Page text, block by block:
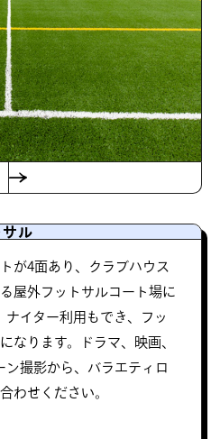
サル
が4面あり、クラブハウス
屋外フットサルコート場に
イター利用もでき、フッ
なります。ドラマ、映画、
ン撮影から、バラエティロ
わせください。